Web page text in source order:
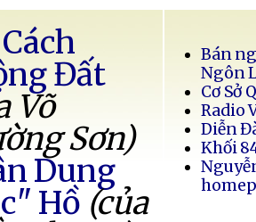
Đất
Võ
Sơn)
Dung
Hồ (của
Bán
Ngôn
Cơ Sở
Radio
Diễn
Khối